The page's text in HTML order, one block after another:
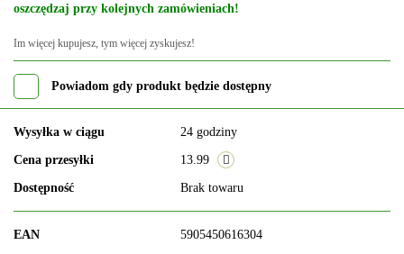
oszczędzaj przy kolejnych zamówieniach!
Im więcej kupujesz, tym więcej zyskujesz!
Powiadom gdy produkt będzie dostępny
Wysyłka w ciągu 24 godziny
Cena przesyłki 13.99
Dostępność Brak towaru
EAN 5905450616304